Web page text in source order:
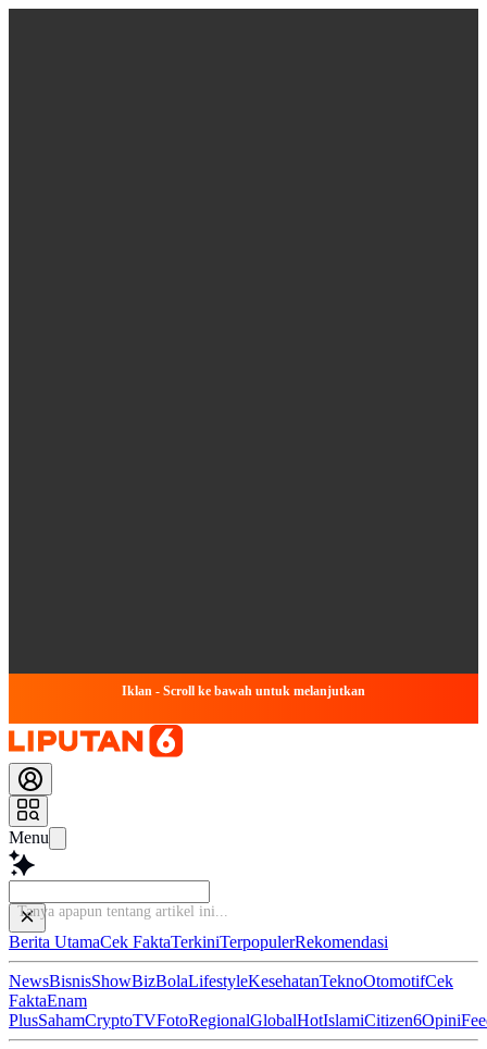
Iklan - Scroll ke bawah untuk melanjutkan
Menu
Tany
Berita UtamaCek FaktaTerkiniTerpopulerRekomendasi
NewsBisnisShowBizBolaLifestyleKesehatanTeknoOtomotifCek
FaktaEnam
PlusSahamCryptoTVFotoRegionalGlobalHotIslamiCitizen6Opini